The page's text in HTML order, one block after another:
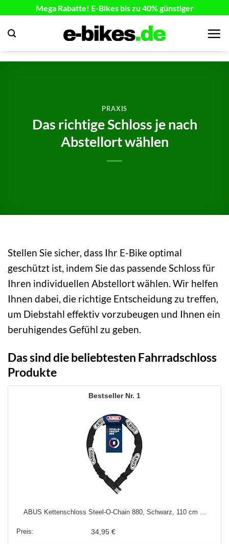
springen
Mega Rabatte! E-Bikes bis zu 40% günstiger
PRAXIS
Das richtige Schloss je nach
Abstellort wählen
Stellen Sie sicher, dass Ihr E-Bike optimal
geschützt ist, indem Sie das passende Schloss für
Ihren individuellen Abstellort wählen. Wir helfen
Ihnen dabei, die richtige Entscheidung zu treffen,
um Diebstahl effektiv vorzubeugen und Ihnen ein
beruhigendes Gefühl zu geben.
Das sind die beliebtesten Fahrradschloss
Produkte
1
ABUS Kettenschloss Steel-O-Chain 880, Schwarz, 110 cm ...
34,95 €